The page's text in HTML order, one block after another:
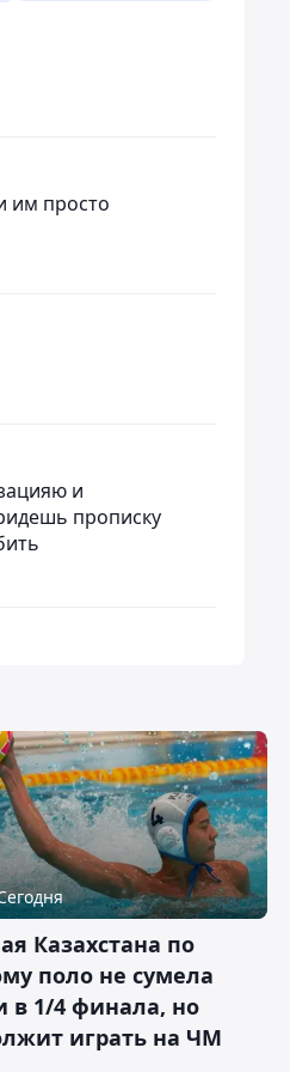
им просто
и
прописку
Казахстана по
поло не сумела
в 1/4 финала, но
играть на ЧМ